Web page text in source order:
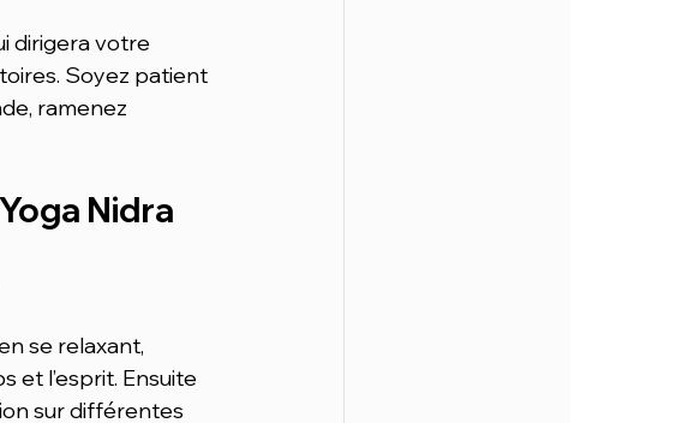
dirigera votre
Soyez patient
ramenez
Nidra
se relaxant,
et l’esprit. Ensuite
sur différentes